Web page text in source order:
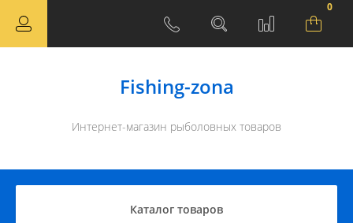
0
Fishing-zona
Интернет-магазин рыболовных товаров
Каталог товаров